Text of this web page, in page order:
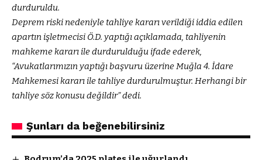
durduruldu.
Deprem riski nedeniyle tahliye kararı verildiği iddia edilen
apartın işletmecisi Ö.D. yaptığı açıklamada, tahliyenin
mahkeme kararı ile durdurulduğu ifade ederek,
“Avukatlarımızın yaptığı başvuru üzerine Muğla 4. İdare
Mahkemesi kararı ile tahliye durdurulmuştur. Herhangi bir
tahliye söz konusu değildir” dedi.
Şunları da beğenebilirsiniz